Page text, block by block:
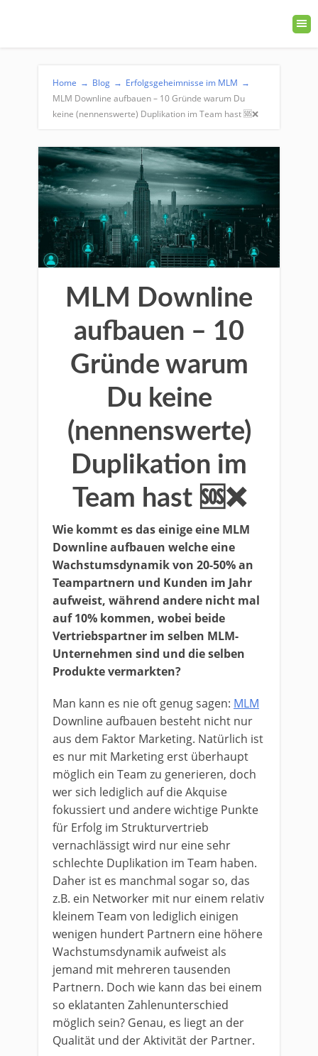
Home → Blog → Erfolgsgeheimnisse im MLM →
MLM Downline aufbauen – 10 Gründe warum Du
keine (nennenswerte) Duplikation im Team hast 🆘❌
MLM Downline
aufbauen – 10
Gründe warum
Du keine
(nennenswerte)
Duplikation im
Team hast 🆘❌
Wie kommt es das einige eine MLM
Downline aufbauen welche eine
Wachstumsdynamik von 20-50% an
Teampartnern und Kunden im Jahr
aufweist, während andere nicht mal
auf 10% kommen, wobei beide
Vertriebspartner im selben MLM-
Unternehmen sind und die selben
Produkte vermarkten?
Man kann es nie oft genug sagen: MLM
Downline aufbauen besteht nicht nur
aus dem Faktor Marketing. Natürlich ist
es nur mit Marketing erst überhaupt
möglich ein Team zu generieren, doch
wer sich lediglich auf die Akquise
fokussiert und andere wichtige Punkte
für Erfolg im Strukturvertrieb
vernachlässigt wird nur eine sehr
schlechte Duplikation im Team haben.
Daher ist es manchmal sogar so, das
z.B. ein Networker mit nur einem relativ
kleinem Team von lediglich einigen
wenigen hundert Partnern eine höhere
Wachstumsdynamik aufweist als
jemand mit mehreren tausenden
Partnern. Doch wie kann das bei einem
so eklatanten Zahlenunterschied
möglich sein? Genau, es liegt an der
Qualität und der Aktivität der Partner.